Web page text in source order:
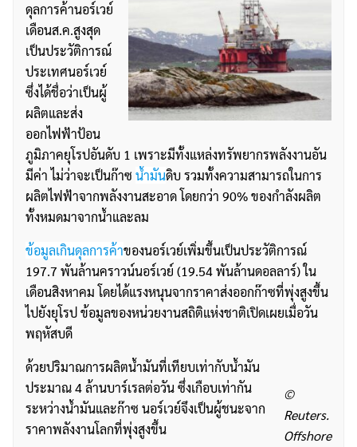
ดุลการค้านอร์เวย์
เดือนส.ค.สูงสุด
เป็นประวัติการณ์
ประเทศนอร์เวย์
ซึ่งได้ชื่อว่าเป็นผู้
ผลิตและส่ง
ออกไฟฟ้าป้อน
ภูมิภาคยุโรปอันดับ 1 เพราะมีทั้งแหล่งทรัพยากรพลังงานอัน
มีค่า ไม่ว่าจะเป็นก๊าซ น้ำมันดิบ รวมทั้งความสามารถในการ
ผลิตไฟฟ้าจากพลังงานสะอาด โดยกว่า 90% ของกำลังผลิต
ทั้งหมดมาจากน้ำและลม
ข้อมูลเกินดุลการค้าของนอร์เวย์เพิ่มขึ้นเป็นประวัติการณ์
197.7 พันล้านคราวน์นอร์เวย์ (19.54 พันล้านดอลลาร์) ใน
เดือนสิงหาคม โดยได้แรงหนุนจากราคาส่งออกก๊าซที่พุ่งสูงขึ้น
ไปยังยุโรป ข้อมูลของหน่วยงานสถิติแห่งชาติเปิดเผยเมื่อวัน
พฤหัสบดี
©
Reuters.
Offshore
ด้วยปริมาณการผลิตน้ำมันที่เทียบเท่ากับน้ำมัน
ประมาณ 4 ล้านบาร์เรลต่อวัน ซึ่งเกือบเท่ากัน
ระหว่างน้ำมันและก๊าซ นอร์เวย์จึงเป็นผู้ชนะจาก
ราคาพลังงานโลกที่พุ่งสูงขึ้น